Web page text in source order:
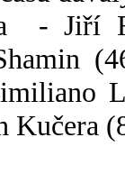
- Jiří
Kučera